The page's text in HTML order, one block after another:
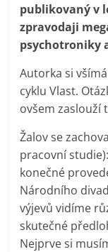
publikovaný v
zpravodaji
psychotroniky
Autorka si
cyklu Vlast.
ovšem zaslouží
Žalov se
pracovní
konečné
Národního
výjevů vidíme
skutečné
Nejprve si